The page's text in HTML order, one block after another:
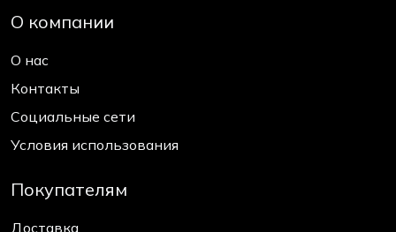
О компании
О нас
Контакты
Социальные сети
Условия использования
Покупателям
Доставка